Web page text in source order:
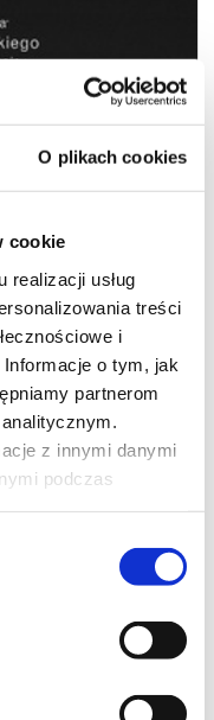
O plikach cookies
cookie
realizacji usług
treści
i
o tym, jak
partnerom
z innymi danymi
podczas
w dziedzinie literatury,
i pisarką. Akcja
wojny. Ojciec i córka
amerykańską do
pierwszy od wojny